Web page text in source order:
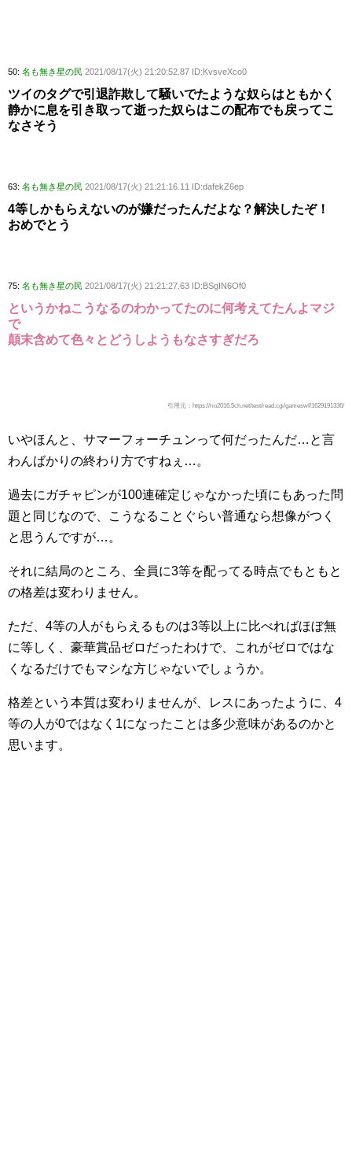
50: 名も無き星の民 2021/08/17(火) 21:20:52.87 ID:KvsveXco0
ツイのタグで引退詐欺して騒いでたような奴らはともかく
静かに息を引き取って逝った奴らはこの配布でも戻ってこ
なさそう
63: 名も無き星の民 2021/08/17(火) 21:21:16.11 ID:dafekZ6ep
4等しかもらえないのが嫌だったんだよな？解決したぞ！
おめでとう
75: 名も無き星の民 2021/08/17(火) 21:21:27.63 ID:BSgIN6Of0
というかねこうなるのわかってたのに何考えてたんよマジ
で
顛末含めて色々とどうしようもなさすぎだろ
引用元：https://rio2016.5ch.net/test/read.cgi/gameswf/1629191336/
いやほんと、サマーフォーチュンって何だったんだ…と言
わんばかりの終わり方ですねぇ…。
過去にガチャピンが100連確定じゃなかった頃にもあった問
題と同じなので、こうなることぐらい普通なら想像がつく
と思うんですが…。
それに結局のところ、全員に3等を配ってる時点でもともと
の格差は変わりません。
ただ、4等の人がもらえるものは3等以上に比べればほぼ無
に等しく、豪華賞品ゼロだったわけで、これがゼロではな
くなるだけでもマシな方じゃないでしょうか。
格差という本質は変わりませんが、レスにあったように、4
等の人が0ではなく1になったことは多少意味があるのかと
思います。